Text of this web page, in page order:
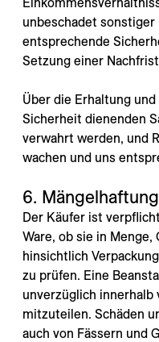
unbeschadet
entsprechende
Setzung einer
Über die Erhaltung
Sicherheit dienenden
verwahrt werden, und
wachen und uns
6. Mängelhaftung
Der Käufer ist
Ware, ob sie in
hinsichtlich
zu prüfen. Eine
unverzüglich innerhalb
mitzuteilen. Schäden
auch von Fässern und